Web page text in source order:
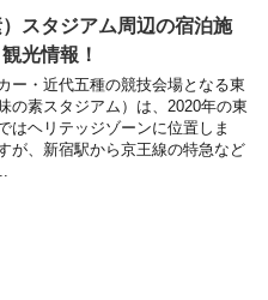
スタジアム周辺の宿泊施
光情報！
ー・近代五種の競技会場となる東
の素スタジアム）は、2020年の東
はヘリテッジゾーンに位置しま
が、新宿駅から京王線の特急など